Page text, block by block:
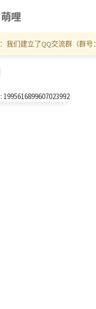
萌哩
：我们建立了QQ交流群（群号：